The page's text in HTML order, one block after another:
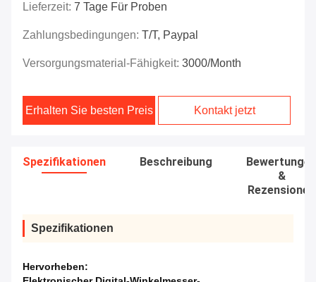
Lieferzeit: 7 Tage Für Proben
Zahlungsbedingungen: T/T, Paypal
Versorgungsmaterial-Fähigkeit: 3000/month
Erhalten Sie besten Preis Kontakt jetzt
Spezifikationen Beschreibung
Bewertungen
&
Rezensionen
Spezifikationen
Hervorheben: